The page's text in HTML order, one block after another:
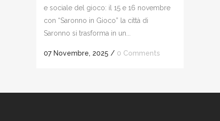
e sociale del gioco: il 15 e 16 novembre
con “Saronno in Gioco” la città di
Saronno si trasforma in un...
07 Novembre, 2025 / 0 Comments